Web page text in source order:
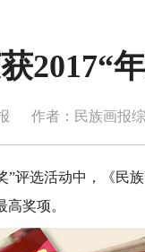
2017“
作者：民族画报
选活动中，《民族
奖项。